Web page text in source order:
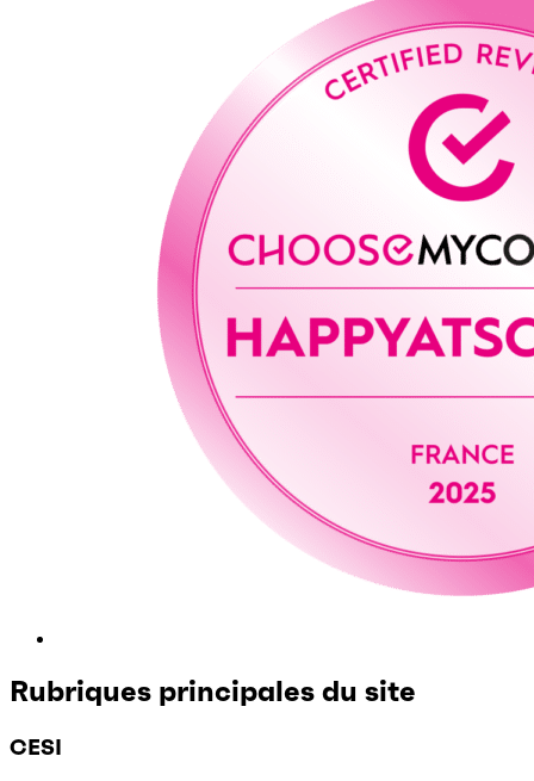
Rubriques principales du site
CESI